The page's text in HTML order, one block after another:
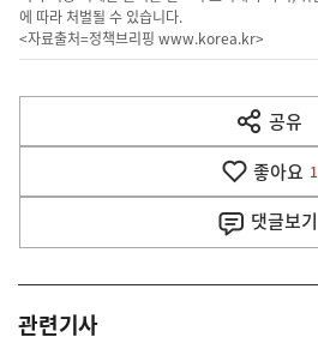
에 따라 처벌될 수 있습니다.
<자료출처=정책브리핑 www.korea.kr>
다
음
공유
열
기
좋아요 1
댓글보기
관련기사